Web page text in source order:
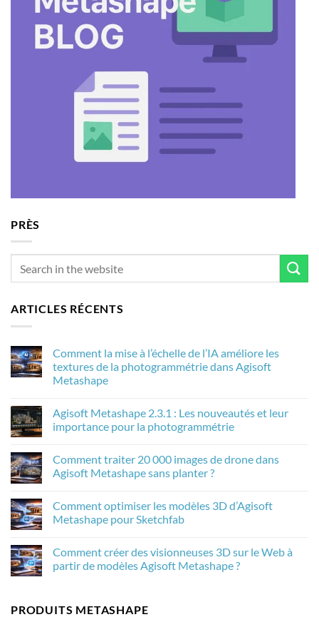
PRÈS
ARTICLES RÉCENTS
Comment la mise à l’échelle de l’IA améliore les
textures de la photogrammétrie dans Agisoft
Metashape
sur
Comment
la
l’échelle
de
l’IA
textures
de
la
Agisoft
Metashape
Agisoft Metashape 2.3.1 : Les nouveautés et leur
importance pour la photogrammétrie
sur
Agisoft
Metashape
Les
nouveautés
et
pour
photogrammétrie
Comment traiter 20 000 images de drone dans
Agisoft Metashape sans planter ?
sur
Comment
traiter
images
drone
sans
planter
Comment optimiser les modèles 3D d’Agisoft
Metashape pour Sketchfab
sur
Comment
optimiser
d’Agisoft
Metashape
Comment créer des visionneuses 3D sur le Web à
partir de modèles Agisoft Metashape ?
Comment
créer
PRODUITS METASHAPE